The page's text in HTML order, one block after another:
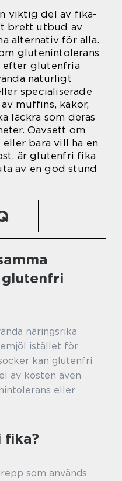
viktig del av fika-
brett utbud av
alternativ för alla.
glutenintolerans
efter glutenfria
naturligt
specialiserade
muffins, kakor,
läckra som deras
Oavsett om
bara vill ha en
är glutenfri fika
av en god stund
näringsrika
istället för
kan glutenfri
av kosten även
eller
fika?
som används